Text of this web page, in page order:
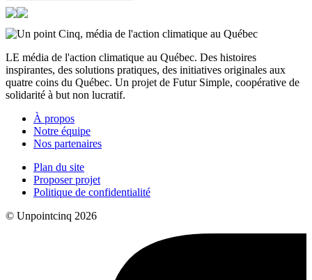
LE média de l'action climatique au Québec. Des histoires
inspirantes, des solutions pratiques, des initiatives originales aux
quatre coins du Québec. Un projet de Futur Simple, coopérative de
solidarité à but non lucratif.
À propos
Notre équipe
Nos partenaires
Plan du site
Proposer projet
Politique de confidentialité
© Unpointcinq 2026